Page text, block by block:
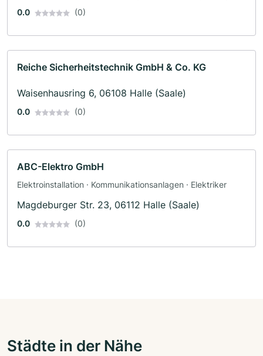
0.0 (0)
Reiche Sicherheitstechnik GmbH & Co. KG
Waisenhausring 6, 06108 Halle (Saale)
0.0 (0)
ABC-Elektro GmbH
Elektroinstallation · Kommunikationsanlagen · Elektriker
Magdeburger Str. 23, 06112 Halle (Saale)
0.0 (0)
Städte in der Nähe